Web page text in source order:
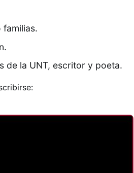
familias.
de la UNT, escritor y poeta.